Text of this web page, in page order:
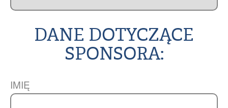
DANE DOTYCZĄCE
SPONSORA:
IMIĘ